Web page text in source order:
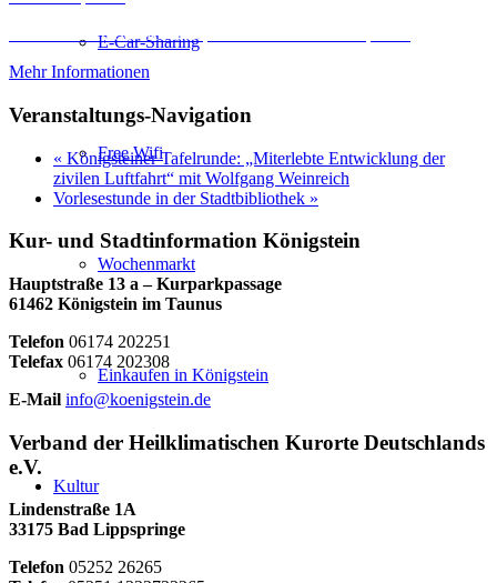
E-Car-Sharing
Free Wifi
Wochenmarkt
Einkaufen in Königstein
Kultur
Erforderlichen Service akzeptieren und Inhalte entsperren
Mehr Informationen
Veranstaltungs-Navigation
« Königsteiner Tafelrunde: „Miterlebte Entwicklung der
zivilen Luftfahrt“ mit Wolfgang Weinreich
Vorlesestunde in der Stadtbibliothek »
Kur- und Stadtinformation Königstein
Hauptstraße 13 a – Kurparkpassage
61462 Königstein im Taunus
Telefon 06174 202251
Telefax 06174 202308
E-Mail info@koenigstein.de
Verband der Heilklimatischen Kurorte Deutschlands
e.V.
Lindenstraße 1A
33175 Bad Lippspringe
Telefon 05252 26265